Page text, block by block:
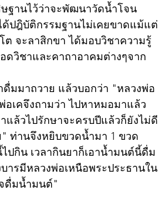
ฐานไว้ว่าจะพัฒนาวัดน้ำโจน
ด้ปฎิบัติกรรมฐานไม่เคยขาดแม้แต่
ต จะลาสิกขา ได้มอบวิชาความรู้
ดวิชาและคาถาอาคมต่างๆจาก
ดื่มมาถวาย แล้วบอกว่า "หลวงพ่อ
เคจึงถามว่า ไปหาหมอมาแล้ว
แล้วไปรักษาจะครบปีแล้วก็ยังไม่ดี
ท่านจึงหยิบขวดน้ำมา 1 ขวด
ปกิน เวลากินยาก็เอาน้ำมนต์นี้ดื่ม
ารมีหลวงพ่อเหนือพระประธานใน
ดื่มน้ำมนต์"